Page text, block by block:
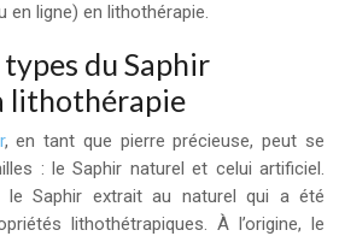
en ligne) en lithothérapie.
du Saphir
lithothérapie
, en tant que pierre précieuse, peut se
: le Saphir naturel et celui artificiel.
le Saphir extrait au naturel qui a été
lithothétrapiques. À l’origine, le